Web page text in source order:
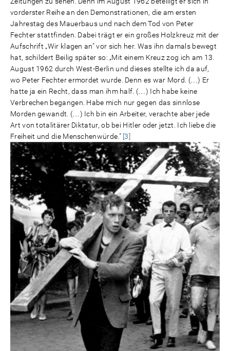
vorderster Reihe an den Demonstrationen, die am ersten
Jahrestag des Mauerbaus und nach dem Tod von Peter
Fechter stattfinden. Dabei trägt er ein großes Holzkreuz mit der
Aufschrift „Wir klagen an" vor sich her. Was ihn damals bewegt
hat, schildert Beilig später so: „Mit einem Kreuz zog ich am 13.
August 1962 durch West-Berlin und dieses stellte ich da auf,
wo Peter Fechter ermordet wurde. Denn es war Mord. (…) Er
hatte ja ein Recht, dass man ihm half. (…) Ich habe keine
Verbrechen begangen. Habe mich nur gegen das sinnlose
Morden gewandt. (…) Ich bin ein Arbeiter, verachte aber jede
Art von totalitärer Diktatur, ob bei Hitler oder jetzt. Ich liebe die
Freiheit und die Menschenwürde." [3]